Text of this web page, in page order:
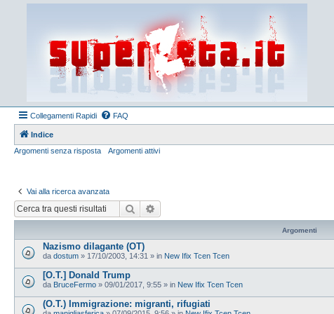
Collegamenti Rapidi FAQ
Indice
Argomenti senza risposta
Argomenti attivi
Vai alla ricerca avanzata
Cerca
Argomenti
Nazismo dilagante (OT)
da dostum » 17/10/2003, 14:31 » in New Ifix Tcen Tcen
[O.T.] Donald Trump
da BruceFermo » 09/01/2017, 9:55 » in New Ifix Tcen Tcen
(O.T.) Immigrazione: migranti, rifugiati